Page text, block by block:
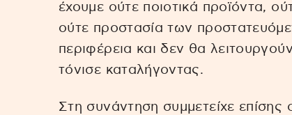
έχουμε ούτε ποιοτικά προϊόντα,
ούτε προστασία των
περιφέρεια και δεν θα
τόνισε καταλήγοντας.
Στη συνάντηση συμμετείχε